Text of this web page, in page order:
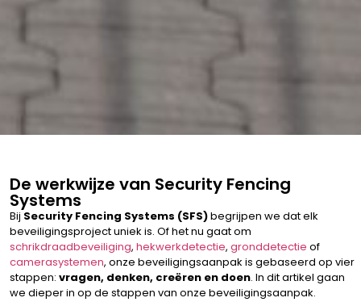
De werkwijze van Security Fencing
Systems
Bij Security Fencing Systems (SFS)begrijpen we dat elk
beveiligingsproject uniek is. Of het nu gaat om
schrikdraadbeveiliging, hekwerkdetectie, gronddetectie of
camerasystemen, onze beveiligingsaanpak is gebaseerd op vier
stappen: vragen, denken, creëren en doen. In dit artikel gaan
we dieper in op de stappen van onze beveiligingsaanpak.